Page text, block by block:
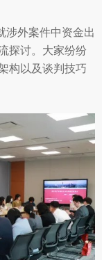
涉外案件中资金出
探讨。大家纷纷
构以及谈判技巧